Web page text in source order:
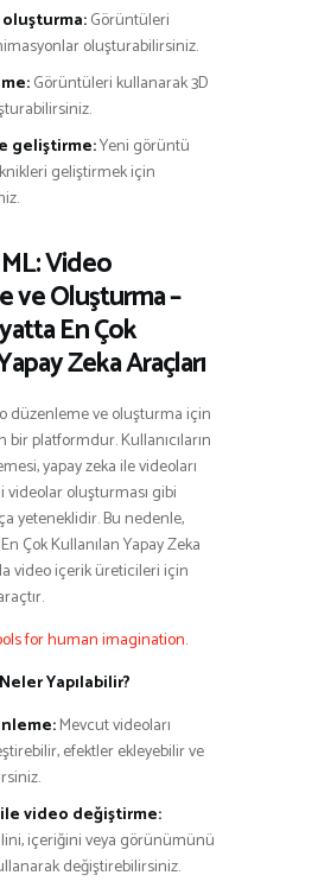
Görüntüleri
oluşturabilirsiniz.
Görüntüleri kullanarak 3D
geliştirme:Yeni görüntü
geliştirmek için
Video
ve Oluşturma –
En Çok
Zeka Araçları
düzenleme ve oluşturma için
bir platformdur. Kullanıcıların
yapay zeka ile videoları
videolar oluşturması gibi
yeteneklidir. Bu nedenle,
Çok Kullanılan Yapay Zeka
video içerik üreticileri için
for human imagination.
Yapılabilir?
Mevcut videoları
efektler ekleyebilir ve
ile video değiştirme:
içeriğini veya görünümünü
değiştirebilirsiniz.